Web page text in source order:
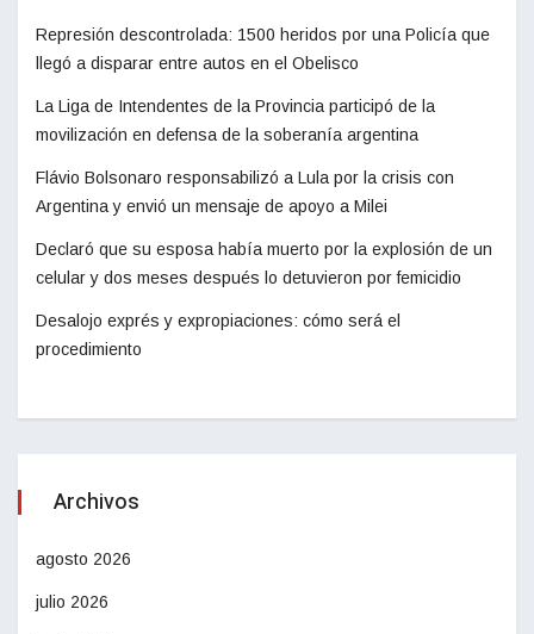
Represión descontrolada: 1500 heridos por una Policía que
llegó a disparar entre autos en el Obelisco
La Liga de Intendentes de la Provincia participó de la
movilización en defensa de la soberanía argentina
Flávio Bolsonaro responsabilizó a Lula por la crisis con
Argentina y envió un mensaje de apoyo a Milei
Declaró que su esposa había muerto por la explosión de un
celular y dos meses después lo detuvieron por femicidio
Desalojo exprés y expropiaciones: cómo será el
procedimiento
Archivos
agosto 2026
julio 2026